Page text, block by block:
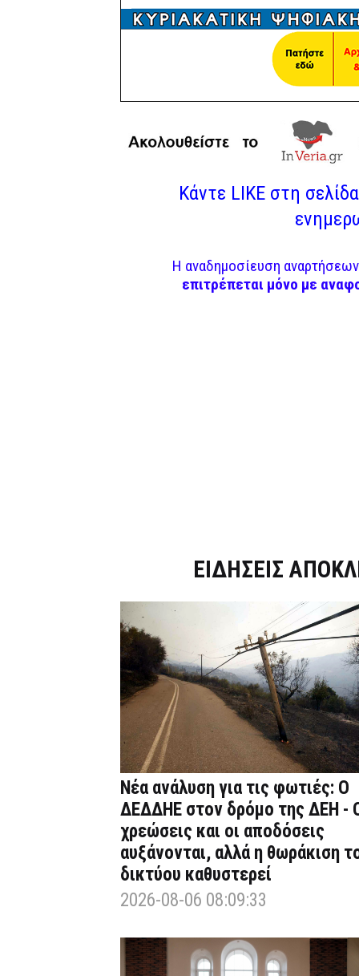
Κάντε LIKE στη
Η αναδημοσίευση
επιτρέπεται μόνο με
ΕΙΔΗΣΕΙΣ
Νέα ανάλυση για τις φωτιές: Ο
ΔΕΔΔΗΕ στον δρόμο της ΔΕΗ -
χρεώσεις και οι αποδόσεις
αυξάνονται, αλλά η θωράκιση
δικτύου καθυστερεί
2026-08-06 08:09:33